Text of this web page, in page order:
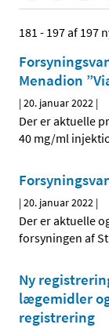
181 - 197 af 197
Menadion
|20. januar 2022 |
Der er aktuelle
40 mg/ml
|20. januar 2022 |
Der er aktuelle
forsyningen af
Ny
lægemidler
registrering